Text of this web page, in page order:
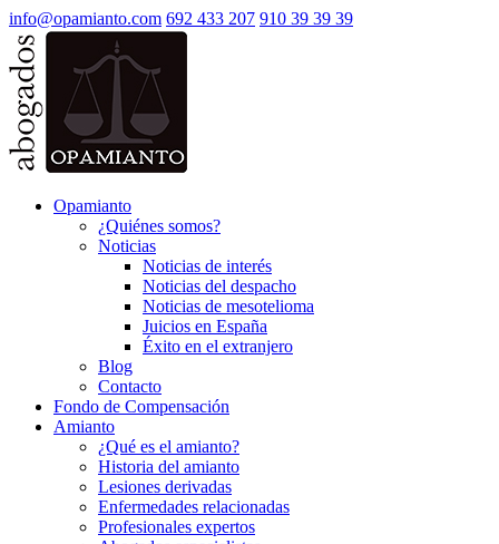
info@opamianto.com 692 433 207 910 39 39 39
Opamianto
¿Quiénes somos?
Noticias
Noticias de interés
Noticias del despacho
Noticias de mesotelioma
Juicios en España
Éxito en el extranjero
Blog
Contacto
Fondo de Compensación
Amianto
¿Qué es el amianto?
Historia del amianto
Lesiones derivadas
Enfermedades relacionadas
Profesionales expertos